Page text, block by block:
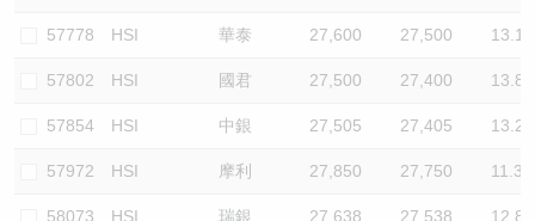
57778 HSI 華泰 27,600 27,500 13.1
57802 HSI 國君 27,500 27,400 13.8
57854 HSI 中銀 27,505 27,405 13.2
57972 HSI 摩利 27,850 27,750 11.3
58073 HSI 瑞銀 27,638 27,538 12.8